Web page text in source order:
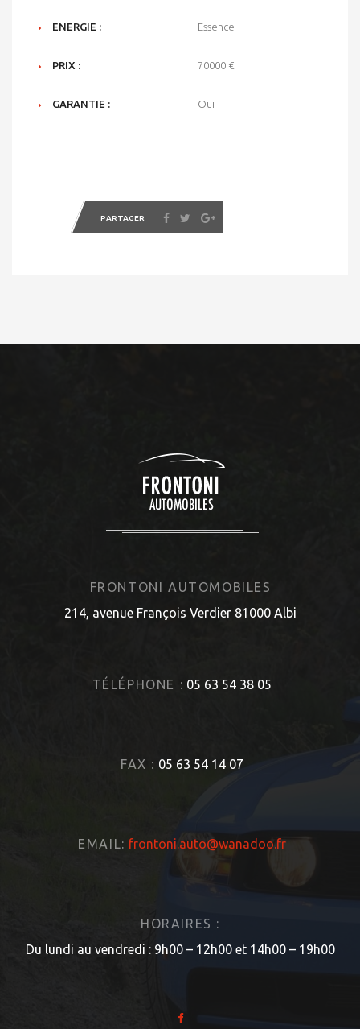
ENERGIE : Essence
PRIX : 70000 €
GARANTIE : Oui
PARTAGER
FRONTONI AUTOMOBILES
214, avenue François Verdier 81000 Albi
TÉLÉPHONE : 05 63 54 38 05
FAX : 05 63 54 14 07
EMAIL: frontoni.auto@wanadoo.fr
HORAIRES :
Du lundi au vendredi : 9h00 – 12h00 et 14h00 – 19h00